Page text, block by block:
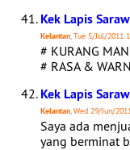
Kek Lapis
Kelantan, Tue 5/Jul/2011
# KURANG
# RASA &
Kek Lapis
Kelantan, Wed 29/Jun/
Saya ada
yang berminat